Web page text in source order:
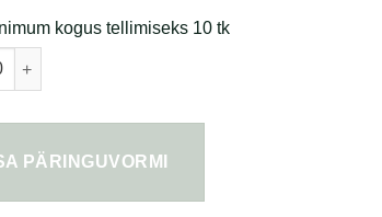
kogus tellimiseks 10 tk
PÄRINGUVORMI